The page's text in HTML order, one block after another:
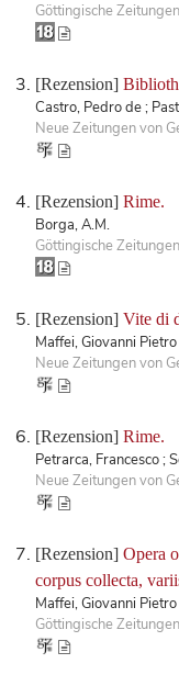
Göttingische
[Rezension]
Castro, Pedro de ;
Neue Zeitungen von
[Rezension] Rime.
Borga, A.M.
Göttingische
[Rezension] Vite di
Maffei, Giovanni
Neue Zeitungen von
[Rezension] Rime.
Petrarca, Francesco ;
Neue Zeitungen von
[Rezension] Opera
corpus collecta,
Maffei, Giovanni
Göttingische